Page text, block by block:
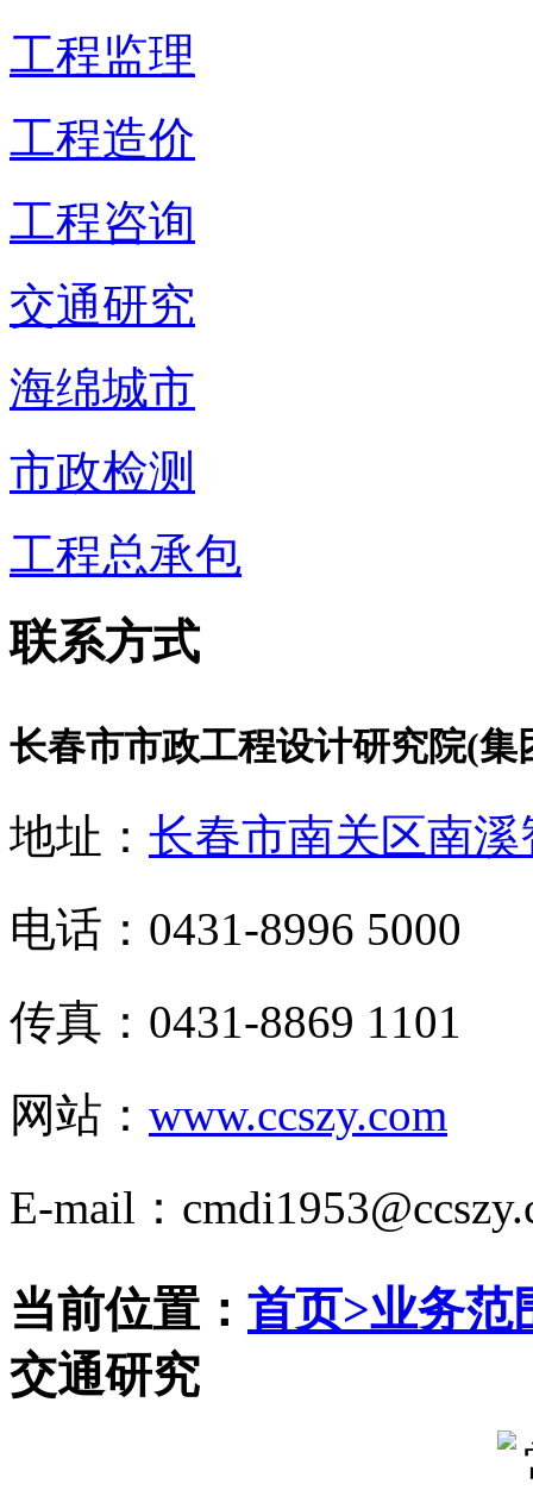
工程监理
工程造价
工程咨询
交通研究
海绵城市
市政检测
工程总承包
联系方式
长春市市政工程设计研究院(集
地址： 长春市南关区南
电话：0431-8996 5000
传真：0431-8869 1101
网站： www.ccszy.com
E-mail：
当前位置： 首页>业务范
交通研究